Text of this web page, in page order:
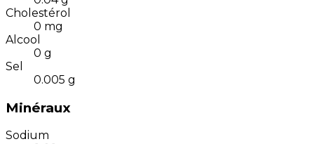
Cholestérol
0 mg
Alcool
0 g
Sel
0.005 g
Minéraux
Sodium